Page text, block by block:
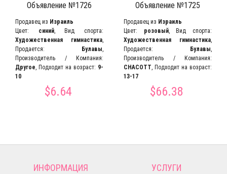
Объявление №1726
Продавец из Израиль
Цвет: синий, Вид спорта:
Художественная гимнастика,
Продается:
Булавы,
Производитель / Компания:
Другое, Подходит на возраст: 9-
10
$6.64
Объявление №1725
Продавец из Израиль
Цвет: розовый, Вид спорта:
Художественная гимнастика,
Продается:
Булавы,
Производитель / Компания:
CHACOTT, Подходит на возраст:
13-17
$66.38
ИНФОРМАЦИЯ УСЛУГИ